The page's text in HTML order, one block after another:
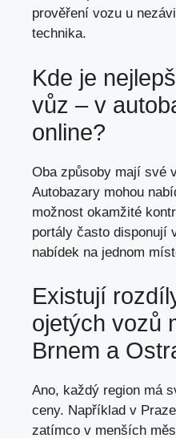
prověření vozu u
technika.
Kde je
vůz – v
online?
Oba způsoby mají své
Autobazary mohou
možnost okamžité
portály často disponují
nabídek na jednom
Existují
ojetých vozů
Brnem a
Ano, každý region má
ceny. Například v
zatímco v menších